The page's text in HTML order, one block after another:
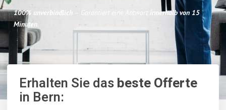
100% unverbindlich – Garantiert eine Antwort
innerhalb von 15
Minuten.
Erhalten Sie dasbeste Offerte
in Bern: